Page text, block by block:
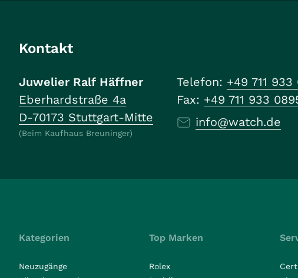
Kontakt
Juwelier Ralf Häffner
Eberhardstraße 4a
D-70173 Stuttgart-Mitte
(Beim Kaufhaus Breuninger)
Telefon: +49 711 933
Fax: +49 711 933
info@watch.de
Kategorien
Neuzugänge
Top Marken
Rolex